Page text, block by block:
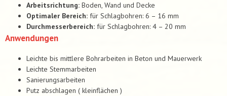
Arbeitsrichtung: Boden, Wand und Decke
Optimaler Bereich: für Schlagbohren: 6 – 16 mm
Durchmesserbereich: für Schlagbohren: 4 – 20 mm
Anwendungen
Leichte bis mittlere Bohrarbeiten in Beton und Mauerwerk
Leichte Stemmarbeiten
Sanierungsarbeiten
Putz abschlagen ( kleinflächen )